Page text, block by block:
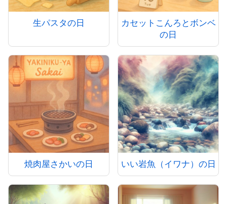
生パスタの日
カセットこんろとボンベ
の日
焼肉屋さかいの日 いい岩魚（イワナ）の日